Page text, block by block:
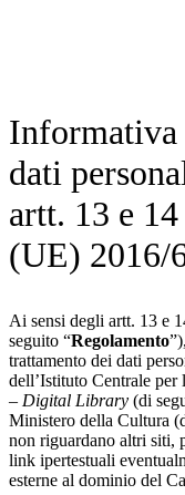
Informativa
dati
artt. 13 e
(UE) 2016/
Ai sensi degli artt. 13 e
seguito “Regolamento
trattamento dei dati
dell’Istituto Centrale
– Digital Library (di
Ministero della Cultura
non riguardano altri siti,
link ipertestuali
esterne al dominio del